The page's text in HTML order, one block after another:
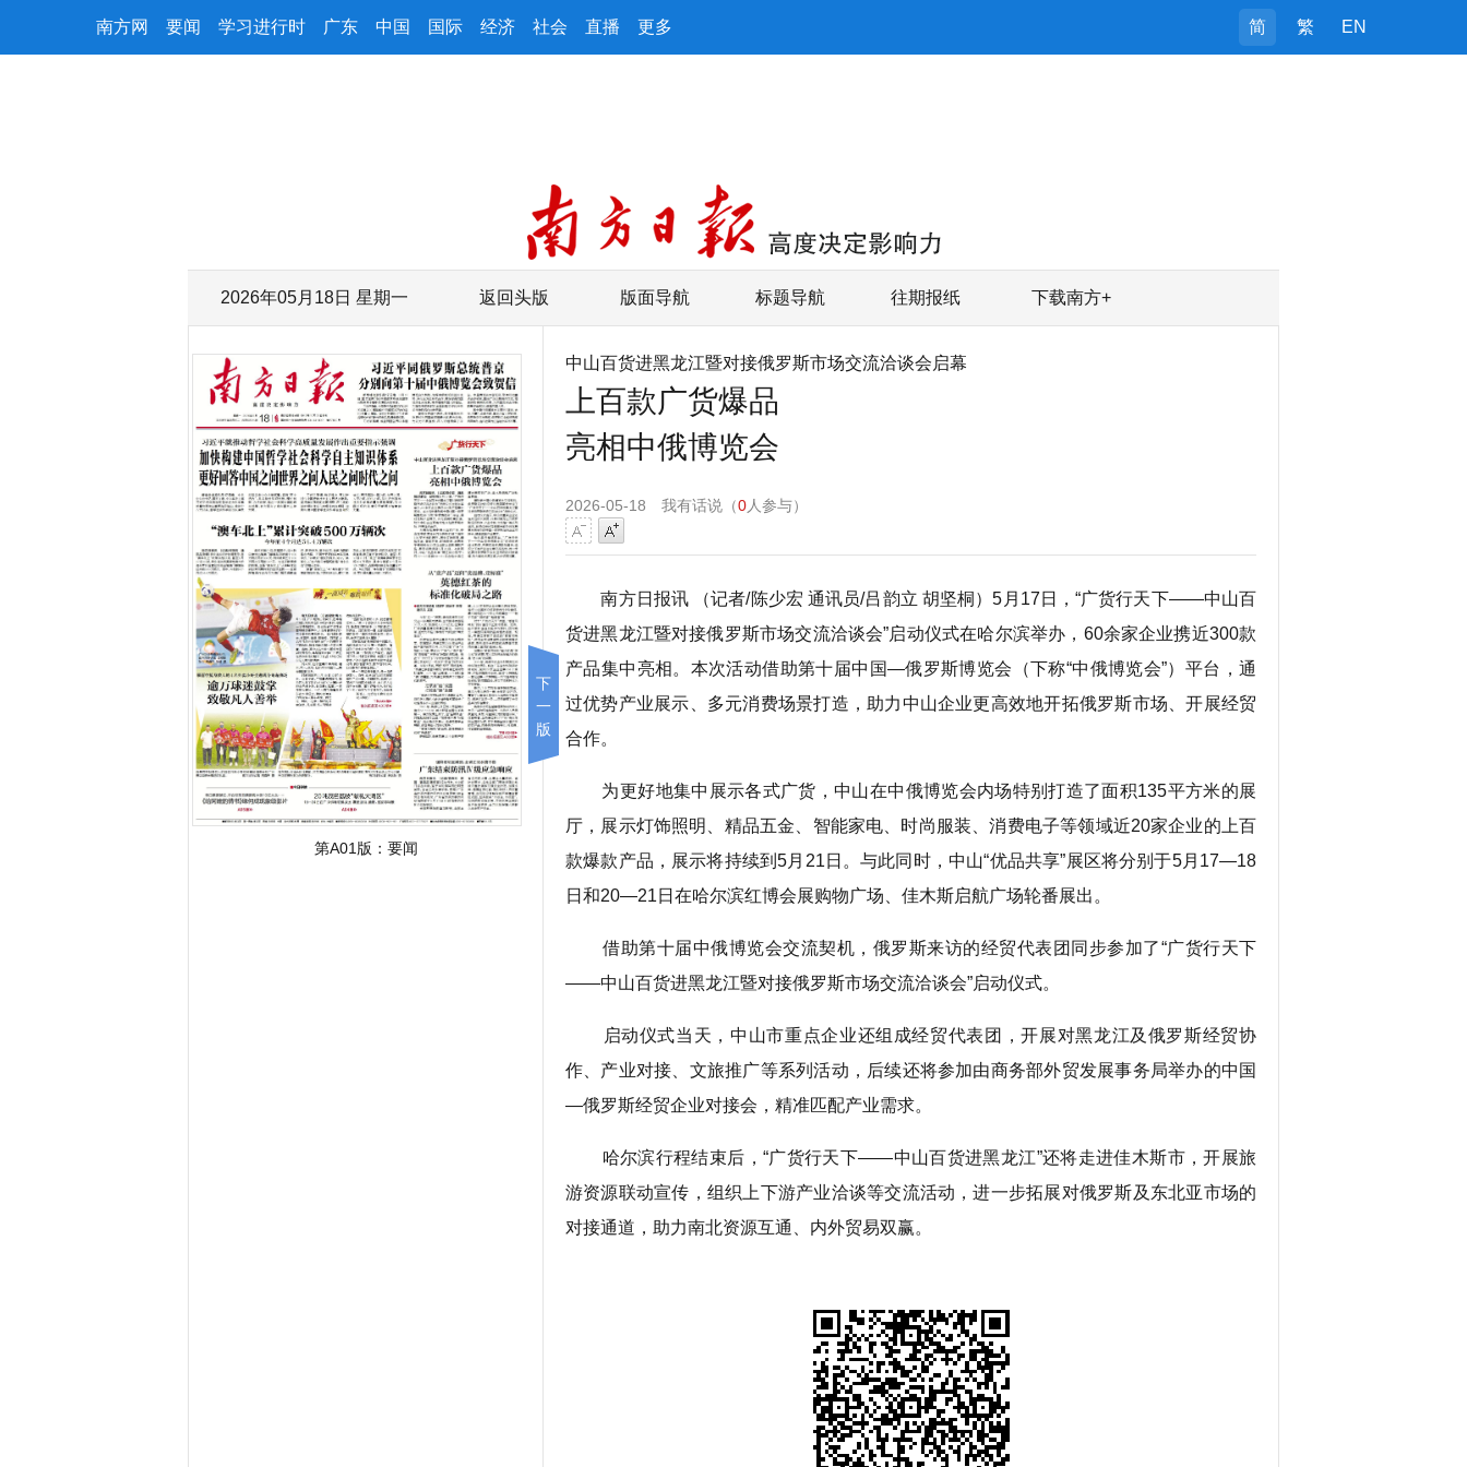
南方网 要闻 学习进行时 广东 中国 国际 经济 社会 直播 更多 简 繁 EN
2026年05月18日 星期一 返回头版 版面导航 标题导航 往期报纸 下载南方+
下
一
版
第A01版： 要闻
中山百货进黑龙江暨对接俄罗斯市场交流洽谈会启幕
上百款广货爆品
亮相中俄博览会
2026-05-18 我有话说（0人参与）
字号减小字号增大
南方日报讯 （记者/陈少宏 通讯员/吕韵立 胡坚桐）5月17日，“广货行天下——中山百
货进黑龙江暨对接俄罗斯市场交流洽谈会”启动仪式在哈尔滨举办，60余家企业携近300款
产品集中亮相。本次活动借助第十届中国—俄罗斯博览会（下称“中俄博览会”）平台，通
过优势产业展示、多元消费场景打造，助力中山企业更高效地开拓俄罗斯市场、开展经贸
合作。
为更好地集中展示各式广货，中山在中俄博览会内场特别打造了面积135平方米的展
厅，展示灯饰照明、精品五金、智能家电、时尚服装、消费电子等领域近20家企业的上百
款爆款产品，展示将持续到5月21日。与此同时，中山“优品共享”展区将分别于5月17—18
日和20—21日在哈尔滨红博会展购物广场、佳木斯启航广场轮番展出。
借助第十届中俄博览会交流契机，俄罗斯来访的经贸代表团同步参加了“广货行天下
——中山百货进黑龙江暨对接俄罗斯市场交流洽谈会”启动仪式。
启动仪式当天，中山市重点企业还组成经贸代表团，开展对黑龙江及俄罗斯经贸协
作、产业对接、文旅推广等系列活动，后续还将参加由商务部外贸发展事务局举办的中国
—俄罗斯经贸企业对接会，精准匹配产业需求。
哈尔滨行程结束后，“广货行天下——中山百货进黑龙江”还将走进佳木斯市，开展旅
游资源联动宣传，组织上下游产业洽谈等交流活动，进一步拓展对俄罗斯及东北亚市场的
对接通道，助力南北资源互通、内外贸易双赢。